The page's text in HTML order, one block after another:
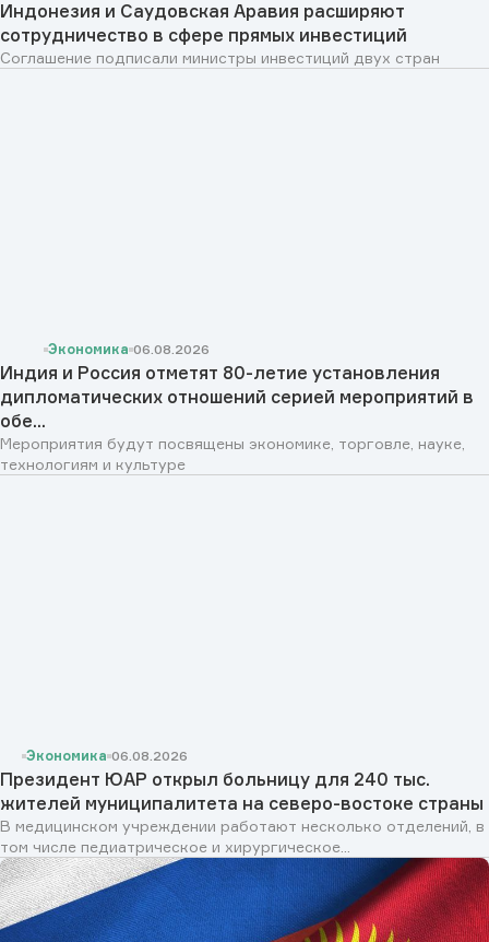
Индонезия и Саудовская Аравия расширяют
сотрудничество в сфере прямых инвестиций
Соглашение подписали министры инвестиций двух стран
Экономика 06.08.2026
Индия и Россия отметят 80-летие установления
дипломатических отношений серией мероприятий в
обе...
Мероприятия будут посвящены экономике, торговле, науке,
технологиям и культуре
Экономика 06.08.2026
Президент ЮАР открыл больницу для 240 тыс.
жителей муниципалитета на северо-востоке страны
В медицинском учреждении работают несколько отделений, в
том числе педиатрическое и хирургическое...